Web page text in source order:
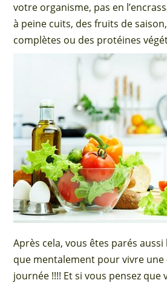
votre organisme, pas en
à peine cuits, des fruits de
complètes ou des protéines
Après cela, vous êtes parés
que mentalement pour vivre
journée !!!! Et si vous pensez que